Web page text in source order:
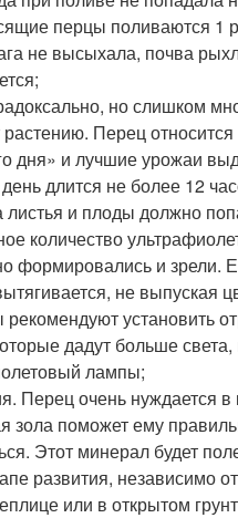
перцы поливаются 1
не высыхала, почва
но слишком
Перец относится
дня» и лучшие урожаи
длится не более 12
листья и плоды должно
количество
формировались и зрели.
не выпуская
рекомендуют установить
дадут больше света,
лампы;
Перец очень нуждается в
зола поможет ему
Этот минерал будет
развития, независимо от
или в открытом